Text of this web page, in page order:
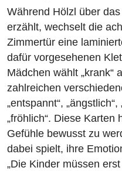
Während Hölzl über
erzählt, wechselt die
Zimmertür eine
dafür vorgesehenen
Mädchen wählt „krank“
zahlreichen
„entspannt“,
„fröhlich“. Diese
Gefühle bewusst zu
dabei spielt, ihre
„Die Kinder müssen